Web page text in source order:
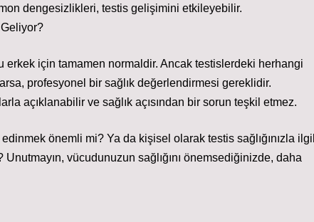
dengesizlikleri, testis gelişimini etkileyebilir.
için tamamen normaldir. Ancak testislerdeki herhangi
profesyonel bir sağlık değerlendirmesi gereklidir.
açıklanabilir ve sağlık açısından bir sorun teşkil etmez.
önemli mi? Ya da kişisel olarak testis sağlığınızla
vücudunuzun sağlığını önemsediğinizde, daha